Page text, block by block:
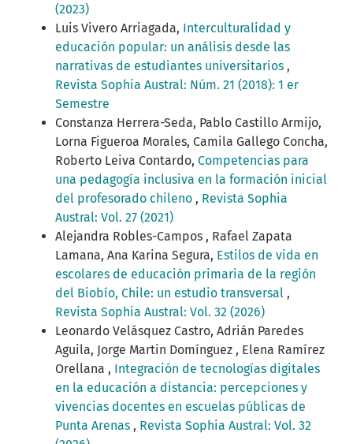
(2023)
Luis Vivero Arriagada, Interculturalidad y
educación popular: un análisis desde las
narrativas de estudiantes universitarios ,
Revista Sophia Austral: Núm. 21 (2018): 1 er
Semestre
Constanza Herrera-Seda, Pablo Castillo Armijo,
Lorna Figueroa Morales, Camila Gallego Concha,
Roberto Leiva Contardo, Competencias para
una pedagogía inclusiva en la formación inicial
del profesorado chileno , Revista Sophia
Austral: Vol. 27 (2021)
Alejandra Robles-Campos , Rafael Zapata
Lamana, Ana Karina Segura, Estilos de vida en
escolares de educación primaria de la región
del Biobío, Chile: un estudio transversal ,
Revista Sophia Austral: Vol. 32 (2026)
Leonardo Velásquez Castro, Adrián Paredes
Aguila, Jorge Martin Domínguez , Elena Ramírez
Orellana , Integración de tecnologías digitales
en la educación a distancia: percepciones y
vivencias docentes en escuelas públicas de
Punta Arenas , Revista Sophia Austral: Vol. 32